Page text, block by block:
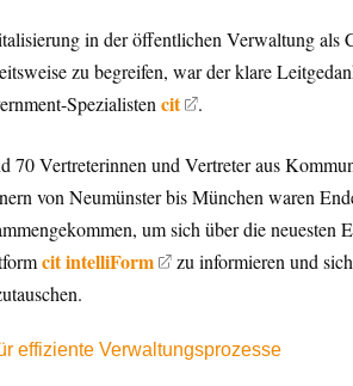
in der öffentlichen Verwaltung als
zu begreifen, war der klare
Spezialisten cit .
70 Vertreterinnen und Vertreter aus
von Neumünster bis München waren
um sich über die
cit intelliForm
zu informieren und
effiziente Verwaltungsprozesse